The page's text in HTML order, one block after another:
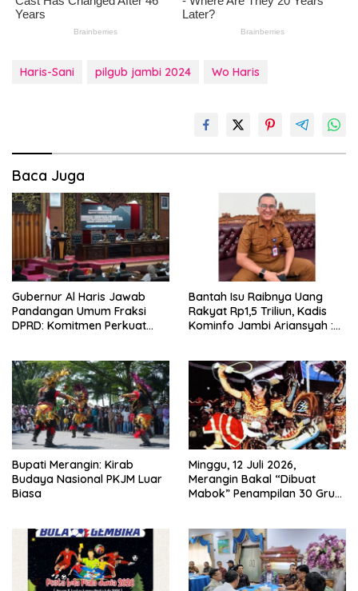
Haris-Sani pilgub jambi 2024 Wo Haris
Baca Juga
Gubernur Al Haris Jawab
Pandangan Umum Fraksi
DPRD: Komitmen Perkuat
Bantah Isu Raibnya Uang
Rakyat Rp1,5 Triliun, Kadis
Kominfo Jambi Ariansyah :
Sejak 2002
Bupati Merangin: Kirab
Budaya Nasional PKJM Luar
Biasa
Minggu, 12 Juli 2026,
Merangin Bakal “Dibuat
Mabok” Penampilan 30 Grup